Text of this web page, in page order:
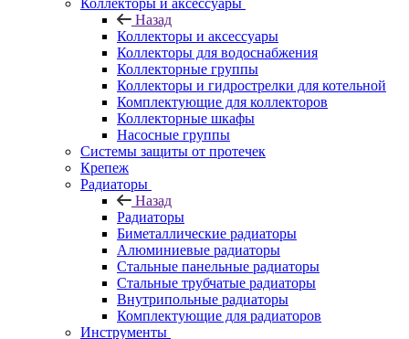
Коллекторы и аксессуары
Назад
Коллекторы и аксессуары
Коллекторы для водоснабжения
Коллекторные группы
Коллекторы и гидрострелки для котельной
Комплектующие для коллекторов
Коллекторные шкафы
Насосные группы
Системы защиты от протечек
Крепеж
Радиаторы
Назад
Радиаторы
Биметаллические радиаторы
Алюминиевые радиаторы
Стальные панельные радиаторы
Стальные трубчатые радиаторы
Внутрипольные радиаторы
Комплектующие для радиаторов
Инструменты